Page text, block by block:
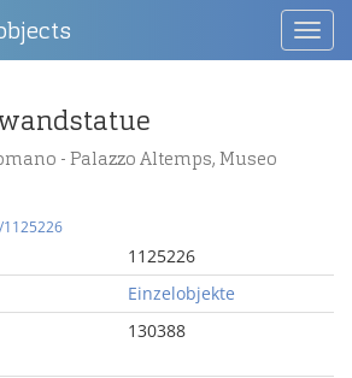
- Palazzo Altemps, Museo
1125226
Einzelobjekte
130388